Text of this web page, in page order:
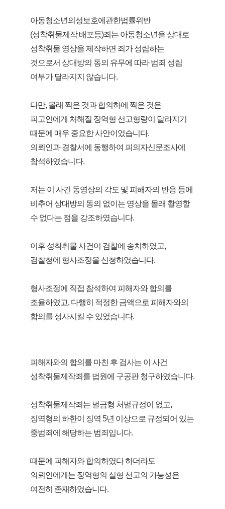
아동청소년의성보호에관한법률위반
(성착취물제작 배포등)죄는 아동청소년을 상대로
성착취물 영상을 제작하면 죄가 성립하는
것으로서 상대방의 동의 유무에 따라 범죄 성립
여부가 달라지지 않습니다.
다만, 몰래 찍은 것과 합의하에 찍은 것은
피고인에게 처해질 징역형 선고형량이 달라지기
때문에 매우 중요한 사안이었습니다.
의뢰인과 경찰서에 동행하여 피의자신문조사에
참석하였습니다.
저는 이 사건 동영상의 각도 및 피해자의 반응 등에
비추어 상대방의 동의 없이는 영상을 몰래 촬영할
수 없다는 점을 강조하였습니다.
이후 성착취물 사건이 검찰에 송치하였고,
검찰청에 형사조정을 신청하였습니다.
형사조정에 직접 참석하여 피해자와 합의를
조율하였고, 다행히 적정한 금액으로 피해자와의
합의를 성사시킬 수 있었습니다.
피해자와의 합의를 마친 후 검사는 이 사건
성착취물제작죄를 법원에 구공판 청구하였습니다.
성착취물제작죄는 벌금형 처벌규정이 없고,
징역형의 하한이 징역 5년 이상으로 규정되어 있는
중범죄에 해당하는 범죄입니다.
때문에 피해자와 합의하였다 하더라도
의뢰인에게는 징역형의 실형 선고의 가능성은
여전히 존재하였습니다.